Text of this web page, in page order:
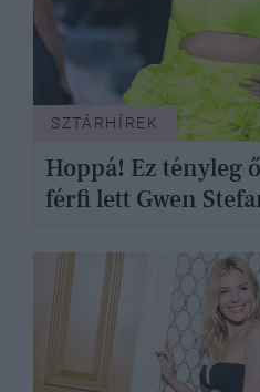
SZTÁRHÍREK
Hoppá! Ez tényleg
férfi lett Gwen